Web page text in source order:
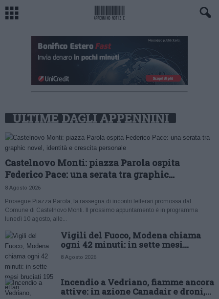
ULTIME DAGLI APPENNINI
Castelnovo Monti: piazza Parola ospita
Federico Pace: una serata tra graphic...
8 Agosto 2026
Prosegue Piazza Parola, la rassegna di incontri letterari promossa dal
Comune di Castelnovo Monti. Il prossimo appuntamento è in programma
lunedì 10 agosto, alle...
Vigili del Fuoco, Modena chiama
ogni 42 minuti: in sette mesi...
8 Agosto 2026
Incendio a Vedriano, fiamme ancora
attive: in azione Canadair e droni,...